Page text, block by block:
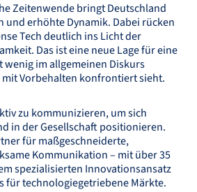
Zeitenwende bringt Deutschland
erhöhte Dynamik. Dabei rücken
Tech deutlich ins Licht der
Das ist eine neue Lage für eine
wenig im allgemeinen Diskurs
Vorbehalten konfrontiert sieht.
zu kommunizieren, um sich
in der Gesellschaft positionieren.
für maßgeschneiderte,
Kommunikation – mit über 35
spezialisierten Innovationsansatz
für technologiegetriebene Märkte.